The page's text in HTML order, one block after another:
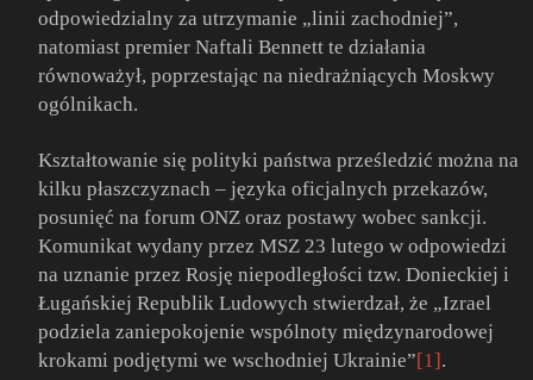
odpowiedzialny za utrzymanie „linii zachodniej”,
natomiast premier Naftali Bennett te działania
równoważył, poprzestając na niedrażniących Moskwy
ogólnikach.
Kształtowanie się polityki państwa prześledzić można na
kilku płaszczyznach – języka oficjalnych przekazów,
posunięć na forum ONZ oraz postawy wobec sankcji.
Komunikat wydany przez MSZ 23 lutego w odpowiedzi
na uznanie przez Rosję niepodległości tzw. Donieckiej i
Ługańskiej Republik Ludowych stwierdzał, że „Izrael
podziela zaniepokojenie wspólnoty międzynarodowej
krokami podjętymi we wschodniej Ukrainie”[1] .